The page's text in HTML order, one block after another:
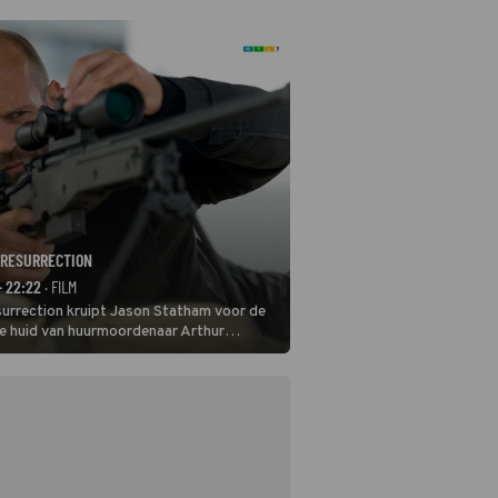
22:22· FILM
kruipt Jason Statham voor de
huid van huurmoordenaar Arthur
er donder op kunt zeggen dat er van